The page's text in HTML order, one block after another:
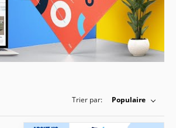
Trier par: Populaire